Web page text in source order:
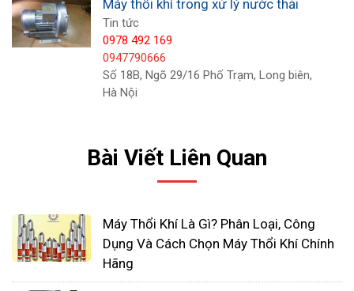
khuyến khích các sinh vật không mong muốn
phát triển
QUÁ CAO - Nồng độ DO quá cao có thể ngăn
chặn sự lắng đọng thích hợp, khuyến khích
sự phát triển của sinh vật không mong muốn,
Máy thổi khí trong xử lý nước thải
Tin tức
0978 492 169
0947790666
Số 18B, Ngõ 29/16 Phố Trạm, Long biên,
Hà Nội
Bài Viết Liên Quan
Máy Thổi Khí Là Gì? Phân Loại, Công
Dụng Và Cách Chọn Máy Thổi Khí Chính
Hãng